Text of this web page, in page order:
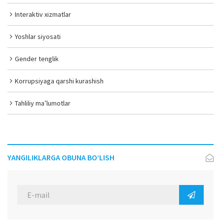
Interaktiv xizmatlar
Yoshlar siyosati
Gender tenglik
Korrupsiyaga qarshi kurashish
Tahliliy ma’lumotlar
YANGILIKLARGA OBUNA BO‘LISH